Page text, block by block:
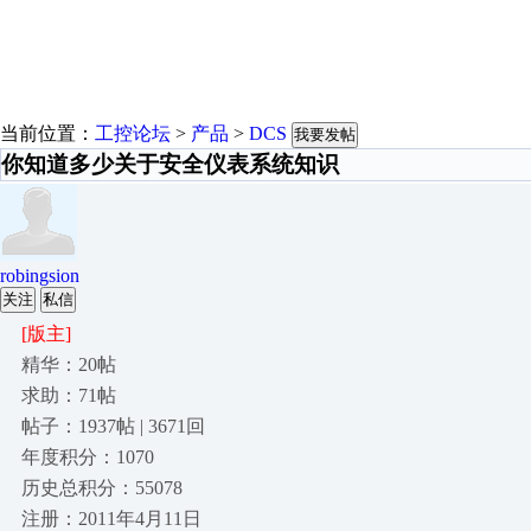
当前位置： 工控论坛 > 产品 > DCS 我要发帖
你知道多少关于安全仪表系统知识
robingsion
关注 私信
[版主]
精华：20帖
求助：71帖
帖子：1937帖 | 3671回
年度积分：1070
历史总积分：55078
注册：2011年4月11日